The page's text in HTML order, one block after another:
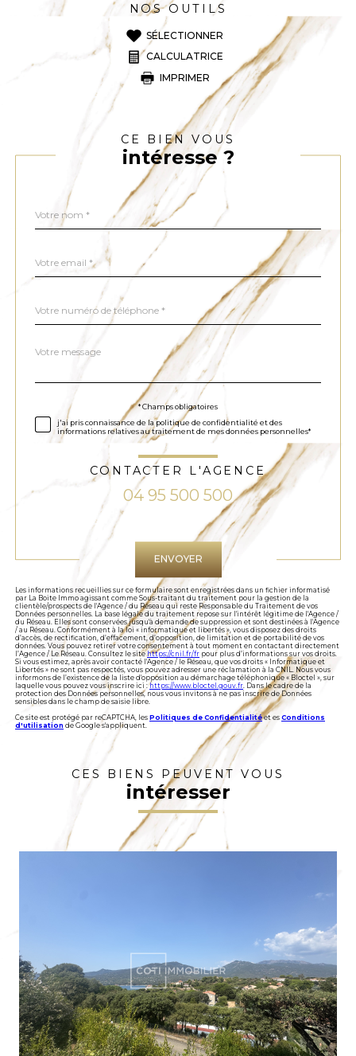
NOS OUTILS
SÉLECTIONNER
CALCULATRICE
IMPRIMER
CE BIEN VOUS
intéresse ?
Fieldset
par
*
*
*
Fieldset
Message
*
Validation
* Champs obligatoires
j'ai pris connaissance de la politique de confidentialité et des
informations relatives au traitement de mes données personnelles*
CONTACTER L'AGENCE
04 95 500 500
Validation
ENVOYER
Les informations recueillies sur ce formulaire sont enregistrées dans un fichier informatisé
par La Boite Immo agissant comme Sous-traitant du traitement pour la gestion de la
clientèle/prospects de l'Agence / du Réseau qui reste Responsable du Traitement de vos
Données personnelles. La base légale du traitement repose sur l'intérêt légitime de l'Agence /
du Réseau. Elles sont conservées jusqu'à demande de suppression et sont destinées à l'Agence
/ au Réseau. Conformément à la loi « informatique et libertés », vous disposez des droits
d’accès, de rectification, d’effacement, d’opposition, de limitation et de portabilité de vos
données. Vous pouvez retirer votre consentement à tout moment en contactant directement
l’Agence / Le Réseau. Consultez le sitehttps://cnil.fr/fr pour plus d’informations sur vos droits.
Si vous estimez, après avoir contacté l'Agence / le Réseau, que vos droits « Informatique et
Libertés » ne sont pas respectés, vous pouvez adresser une réclamation à la CNIL. Nous vous
informons de l’existence de la liste d'opposition au démarchage téléphonique « Bloctel », sur
laquelle vous pouvez vous inscrire ici :https://www.bloctel.gouv.fr. Dans le cadre de la
protection des Données personnelles, nous vous invitons à ne pas inscrire de Données
sensibles dans le champ de saisie libre.
Ce site est protégé par reCAPTCHA, les Politiques de Confidentialitéet es Conditions
d'utilisation de Google s'appliquent.
CES BIENS PEUVENT VOUS
intéresser
VOIR LE BIEN